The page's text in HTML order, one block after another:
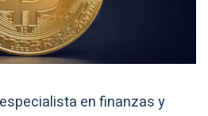
en finanzas y